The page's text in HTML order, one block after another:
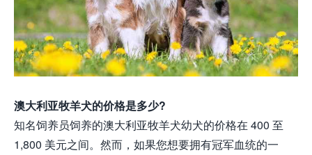
澳大利亚牧羊犬的价格是多少?
知名饲养员饲养的澳大利亚牧羊犬幼犬的价格在 400 至
1,800 美元之间。然而，如果您想要拥有冠军血统的一